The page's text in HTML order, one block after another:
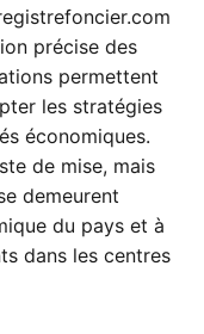
précise des
permettent
les stratégies
économiques.
de mise, mais
demeurent
du pays et à
dans les centres